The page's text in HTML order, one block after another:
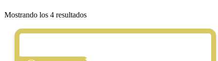
Mostrando los 4 resultados